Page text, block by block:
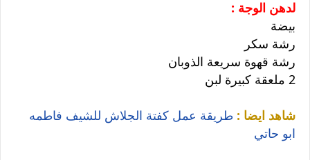
لدهن الوجة :
بيضة
رشة سكر
رشة قهوة سريعة الذوبان
2 ملعقة كبيرة لبن
شاهد ايضا : طريقة عمل كفتة الجلاش للشيف فاطمه
ابو حاتي